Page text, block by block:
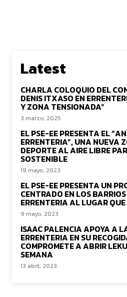
Latest
CHARLA COLOQUIO DEL
DENIS ITXASO EN
Y ZONA TENSIONADA”
3 marzo, 2025
EL PSE-EE PRESENTA EL
ERRENTERIA”, UNA NUEVA
DEPORTE AL AIRE LIBRE
SOSTENIBLE
19 mayo, 2023
EL PSE-EE PRESENTA UN
CENTRADO EN LOS
ERRENTERIA AL LUGAR QUE
9 mayo, 2023
ISAAC PALENCIA APOYA A
ERRENTERIA EN SU
COMPROMETE A ABRIR
SEMANA
13 abril, 2023